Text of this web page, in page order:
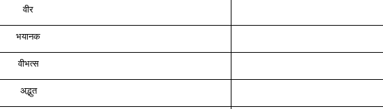
वीर
भयानक
वीभत्स
अद्भुत